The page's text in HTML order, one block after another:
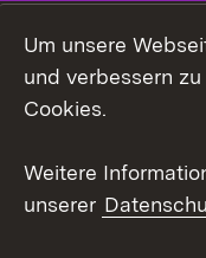
Social Wall
Youtube
Kontakt
Um unsere
und verbessern
Cookies.
Weitere
unserer